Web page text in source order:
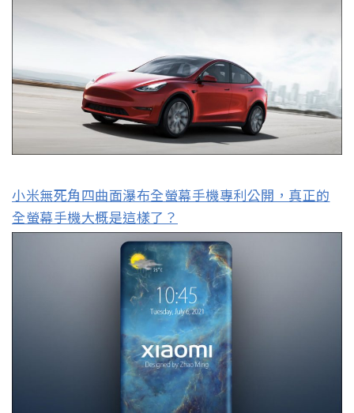
小米無死角四曲面瀑布全螢幕手機專利公開，真正的
全螢幕手機大概是這樣了？